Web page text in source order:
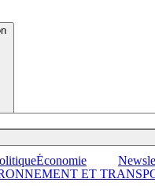
Économie
ET